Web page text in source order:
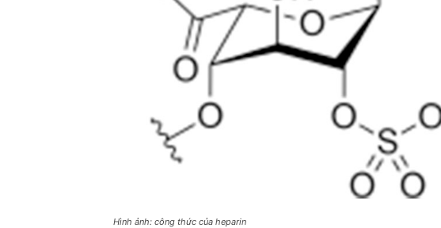
Hình ảnh: công thức của heparin